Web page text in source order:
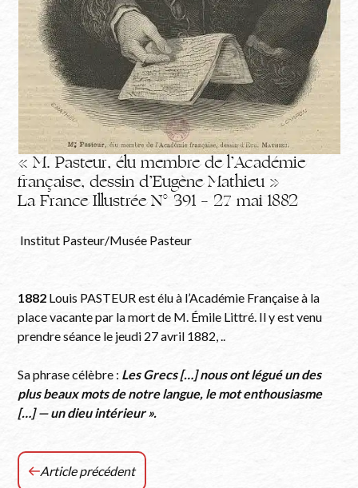
« M. Pasteur, élu membre de l’Académie
française, dessin d’Eugène Mathieu »
La France Illustrée N° 391 – 27 mai 1882
Institut Pasteur/Musée Pasteur
1882 Louis PASTEUR est élu à l’Académie Française à la
place vacante par la mort de M. Émile Littré. Il y est venu
prendre séance le jeudi 27 avril 1882, ..
Sa phrase célèbre : Les Grecs […] nous ont légué un des
plus beaux mots de notre langue, le mot enthousiasme
[…] — un dieu intérieur ».
Pasteur
Article précédent